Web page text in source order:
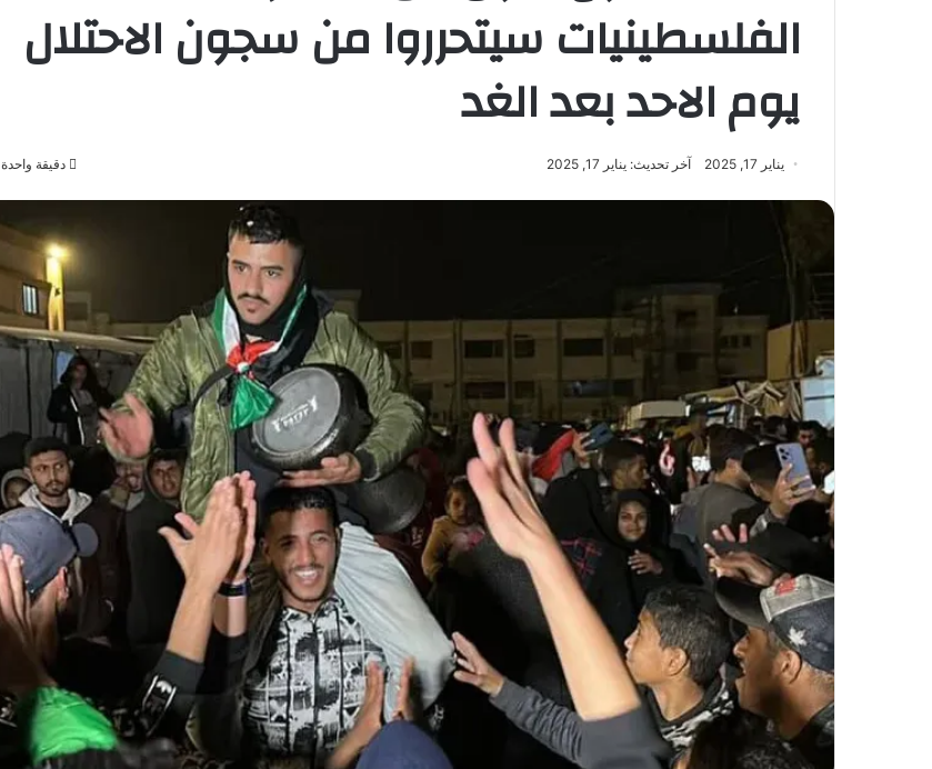
الفلسطينيات سيتحرروا من سجون الاحتلال
يوم الاحد بعد الغد
يناير 17, 2025 آخر تحديث: يناير 17, 2025 دقيقة واحدة